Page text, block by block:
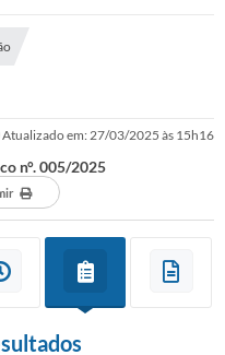
Atualizado em: 27/03/2025 às 15h16
n°. 005/2025